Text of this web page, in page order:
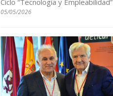
05/05/2026